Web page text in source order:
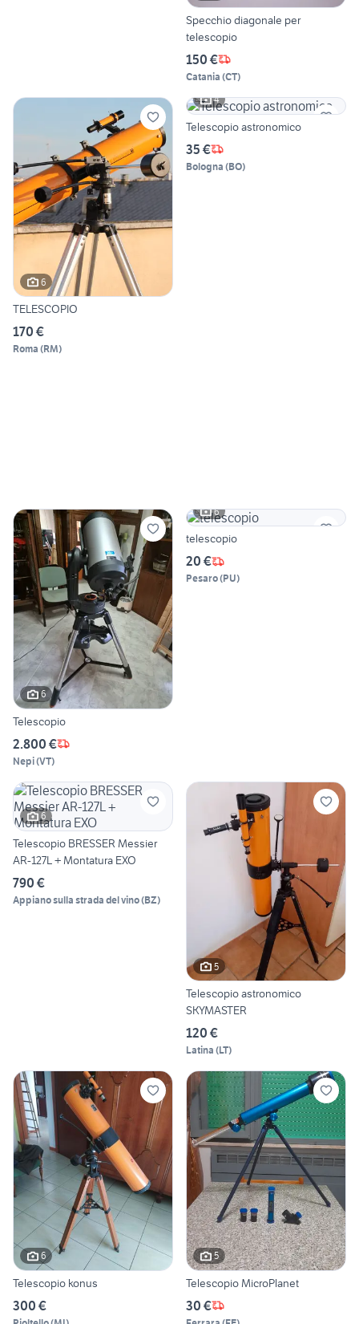
Specchio diagonale per
telescopio
150 €
Catania (CT)
6
TELESCOPIO
170 €
Roma (RM)
4
Telescopio astronomico
35 €
Bologna (BO)
6
Telescopio
2.800 €
Nepi(VT)
6
telescopio
20 €
Pesaro(PU)
6
Telescopio BRESSER Messier
AR-127L + Montatura EXO
790 €
Appiano sulla strada del vino(BZ)
5
Telescopio astronomico
SKYMASTER
120 €
Latina (LT)
6
Telescopio konus
300 €
5
Telescopio MicroPlanet
30 €